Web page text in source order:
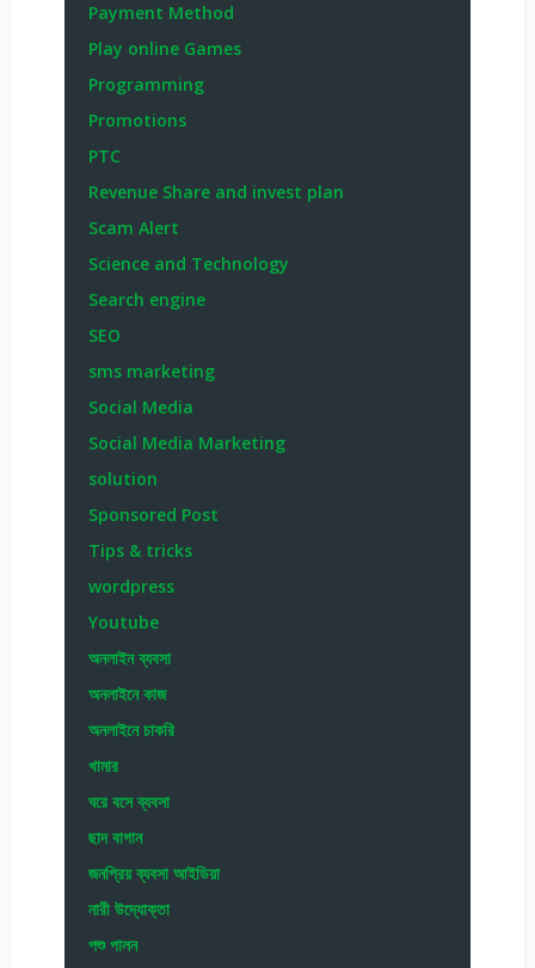
Payment Method
Play online Games
Programming
Promotions
PTC
Revenue Share and invest plan
Scam Alert
Science and Technology
Search engine
SEO
sms marketing
Social Media
Social Media Marketing
solution
Sponsored Post
Tips & tricks
wordpress
Youtube
অনলাইন ব্যবসা
অনলাইনে কাজ
অনলাইনে চাকরি
খামার
ঘরে বসে ব্যবসা
ছাদ বাগান
জনপ্রিয় ব্যবসা আইডিয়া
নারী উদ্যোক্তা
পশু পালন